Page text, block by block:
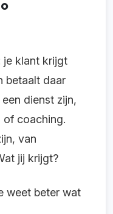
je klant krijgt
betaalt daar
dienst zijn,
of coaching.
van
jij krijgt?
weet beter wat